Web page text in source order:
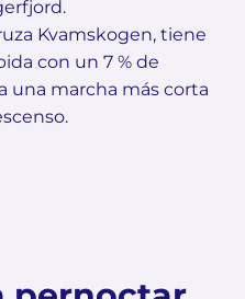
Kvamskogen, tiene
con un 7 % de
una marcha más corta